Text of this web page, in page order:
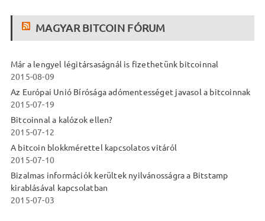
MAGYAR BITCOIN FÓRUM
Már a lengyel légitársaságnál is fizethetünk bitcoinnal
2015-08-09
Az Európai Unió Bírósága adómentességet javasol a bitcoinnak
2015-07-19
Bitcoinnal a kalózok ellen?
2015-07-12
A bitcoin blokkmérettel kapcsolatos vitáról
2015-07-10
Bizalmas információk kerültek nyilvánosságra a Bitstamp
kirablásával kapcsolatban
2015-07-03